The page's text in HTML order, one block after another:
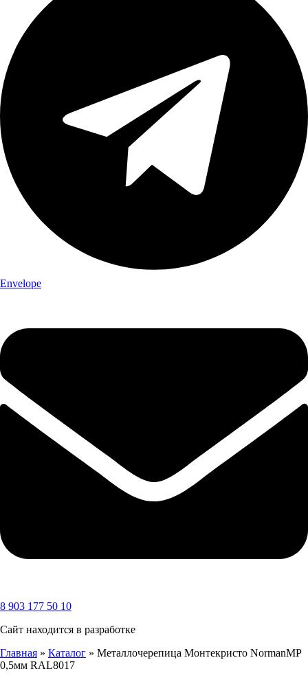
Envelope
8 903 177 50 10
Сайт находится в разработке
Главная » Каталог » Металлочерепица Монтекристо NormanMP
0,5мм RAL8017